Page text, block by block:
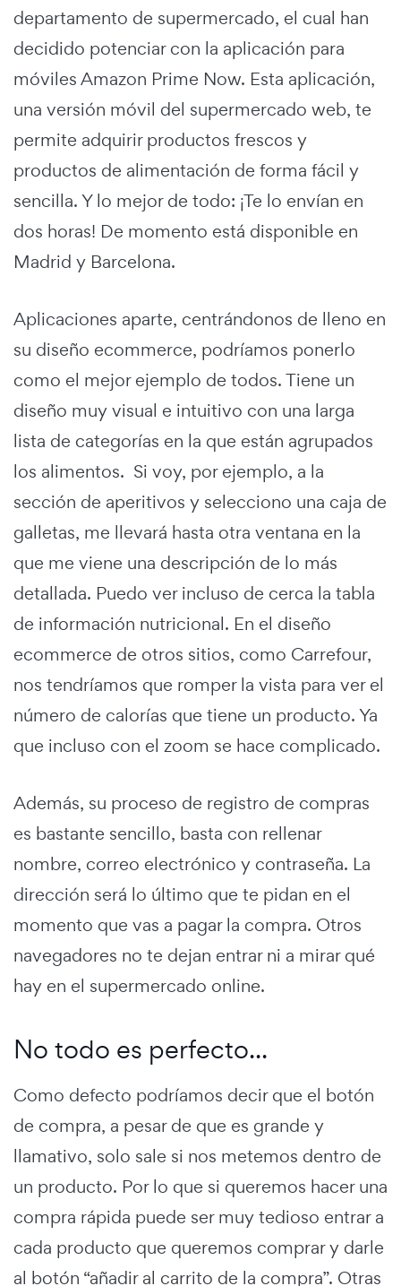
departamento de supermercado, el cual han
decidido potenciar con la aplicación para
móviles Amazon Prime Now. Esta aplicación,
una versión móvil del supermercado web, te
permite adquirir productos frescos y
productos de alimentación de forma fácil y
sencilla. Y lo mejor de todo: ¡Te lo envían en
dos horas! De momento está disponible en
Madrid y Barcelona.
Aplicaciones aparte, centrándonos de lleno en
su diseño ecommerce, podríamos ponerlo
como el mejor ejemplo de todos. Tiene un
diseño muy visual e intuitivo con una larga
lista de categorías en la que están agrupados
los alimentos. Si voy, por ejemplo, a la
sección de aperitivos y selecciono una caja de
galletas, me llevará hasta otra ventana en la
que me viene una descripción de lo más
detallada. Puedo ver incluso de cerca la tabla
de información nutricional. En el diseño
ecommerce de otros sitios, como Carrefour,
nos tendríamos que romper la vista para ver el
número de calorías que tiene un producto. Ya
que incluso con el zoom se hace complicado.
Además, su proceso de registro de compras
es bastante sencillo, basta con rellenar
nombre, correo electrónico y contraseña. La
dirección será lo último que te pidan en el
momento que vas a pagar la compra. Otros
navegadores no te dejan entrar ni a mirar qué
hay en el supermercado online.
No todo es perfecto...
Como defecto podríamos decir que el botón
de compra, a pesar de que es grande y
llamativo, solo sale si nos metemos dentro de
un producto. Por lo que si queremos hacer una
compra rápida puede ser muy tedioso entrar a
cada producto que queremos comprar y darle
al botón “añadir al carrito de la compra”. Otras